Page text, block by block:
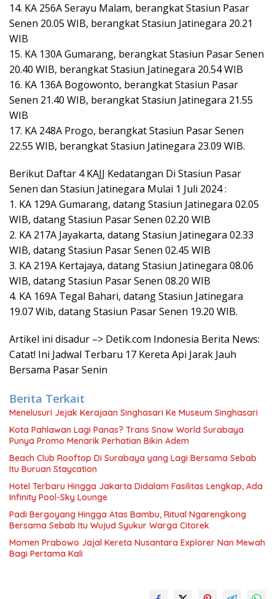
14. KA 256A Serayu Malam, berangkat Stasiun Pasar
Senen 20.05 WIB, berangkat Stasiun Jatinegara 20.21
WIB
15. KA 130A Gumarang, berangkat Stasiun Pasar Senen
20.40 WIB, berangkat Stasiun Jatinegara 20.54 WIB
16. KA 136A Bogowonto, berangkat Stasiun Pasar
Senen 21.40 WIB, berangkat Stasiun Jatinegara 21.55
WIB
17. KA 248A Progo, berangkat Stasiun Pasar Senen
22.55 WIB, berangkat Stasiun Jatinegara 23.09 WIB.
Berikut Daftar 4 KAJJ Kedatangan Di Stasiun Pasar
Senen dan Stasiun Jatinegara Mulai 1 Juli 2024 :
1. KA 129A Gumarang, datang Stasiun Jatinegara 02.05
WIB, datang Stasiun Pasar Senen 02.20 WIB
2. KA 217A Jayakarta, datang Stasiun Jatinegara 02.33
WIB, datang Stasiun Pasar Senen 02.45 WIB
3. KA 219A Kertajaya, datang Stasiun Jatinegara 08.06
WIB, datang Stasiun Pasar Senen 08.20 WIB
4. KA 169A Tegal Bahari, datang Stasiun Jatinegara
19.07 Wib, datang Stasiun Pasar Senen 19.20 WIB.
Artikel ini disadur –> Detik.com Indonesia Berita News:
Catat! Ini Jadwal Terbaru 17 Kereta Api Jarak Jauh
Bersama Pasar Senin
Berita Terkait
Menelusuri Jejak Kerajaan Singhasari Ke Museum Singhasari
Kota Pahlawan Lagi Panas? Trans Snow World Surabaya
Punya Promo Menarik Perhatian Bikin Adem
Beach Club Rooftop Di Surabaya yang Lagi Bersama Sebab
Itu Buruan Staycation
Hotel Terbaru Hingga Jakarta Didalam Fasilitas Lengkap, Ada
Infinity Pool-Sky Lounge
Padi Bergoyang Hingga Atas Bambu, Ritual Ngarengkong
Bersama Sebab Itu Wujud Syukur Warga Citorek
Momen Prabowo Jajal Kereta Nusantara Explorer Nan Mewah
Bagi Pertama Kali